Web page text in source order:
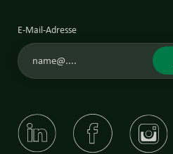
E-Mail-Adresse